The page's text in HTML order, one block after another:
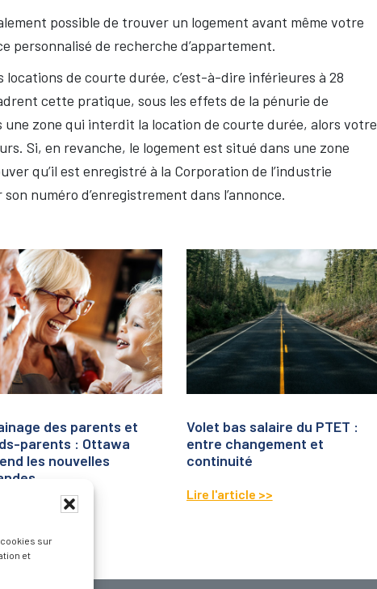
cookies sur
et
possible de trouver un logement avant même votre
personnalisé de recherche d’appartement.
de courte durée, c’est-à-dire inférieures à 28
cette pratique, sous les effets de la pénurie de
une zone qui interdit la location de courte durée, alors votre
Si, en revanche, le logement est situé dans une zone
qu’il est enregistré à la Corporation de l’industrie
numéro d’enregistrement dans l’annonce.
des parents et
parents : Ottawa
les nouvelles
Volet bas salaire du PTET :
entre changement et
continuité
Lire l'article >>